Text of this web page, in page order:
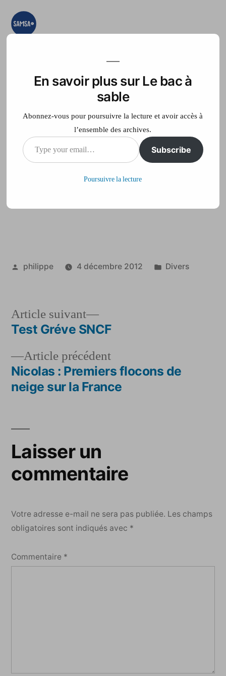
Aller
teste, on expérimente
Accueil France Télé
neige d’hiver
Publié
philippe 4 décembre 2012
Publié
Divers
Navigation
de
l’article
Article précédentArticle
précédent :
Nicolas : Premiers flocons de
neige sur la France
Article suivant
Article
suivant :
Test Gréve SNCF
Laisser un
commentaire
Votre adresse e-mail ne sera pas publiée. Les champs
obligatoires sont indiqués avec *
Commentaire *
En savoir plus sur Le bac à
sable
Abonnez-vous pour poursuivre la lecture et avoir accès à
l’ensemble des archives.
Type
your
Subscribe
Poursuivre la lecture